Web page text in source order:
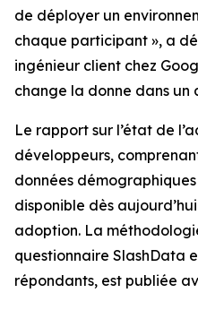
de déployer un
chaque participant », a
ingénieur client chez
change la donne dans un
Le rapport sur l’état de
développeurs,
données
disponible dès
adoption. La
questionnaire SlashData
répondants, est publiée